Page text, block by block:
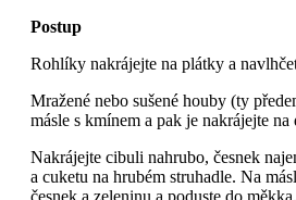
Postup
Rohlíky nakrájejte na plátky a
Mražené nebo sušené houby (ty
másle s kmínem a pak je nakrájejte na
Nakrájejte cibuli nahrubo, česnek
a cuketu na hrubém struhadle. Na
česnek a zeleninu a poduste do měkka.